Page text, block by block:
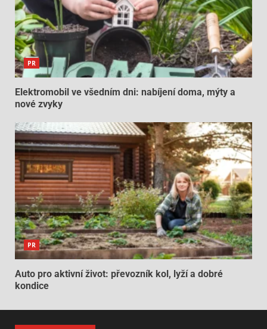
PR
Elektromobil ve všedním dni: nabíjení doma, mýty a
nové zvyky
PR
Auto pro aktivní život: převozník kol, lyží a dobré
kondice